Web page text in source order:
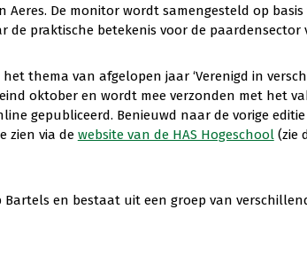
Aeres. De monitor wordt samengesteld op basis
praktische betekenis voor de paardensector
thema van afgelopen jaar ‘Verenigd in
oktober en wordt mee verzonden met het
gepubliceerd. Benieuwd naar de vorige editie
zien via de website van de HAS Hogeschool(zie
en bestaat uit een groep van